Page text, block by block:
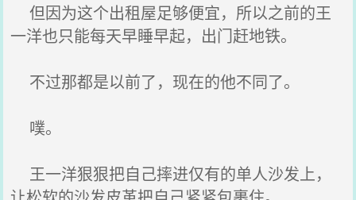
但因为这个出租屋足够便宜，所以之前的王
一洋也只能每天早睡早起，出门赶地铁。
不过那都是以前了，现在的他不同了。
噗。
王一洋狠狠把自己摔进仅有的单人沙发上，